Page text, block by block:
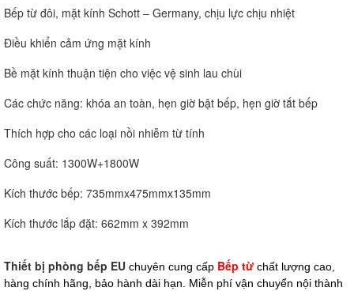
Bếp từ đôi, mặt kính Schott – Germany, chịu lực chịu nhiệt
Điều khiển cảm ứng mặt kính
Bề mặt kính thuận tiện cho việc vệ sinh lau chùi
Các chức năng: khóa an toàn, hẹn giờ bật bếp, hẹn giờ tắt bếp
Thích hợp cho các loại nồi nhiễm từ tính
Công suất: 1300W+1800W
Kích thước bếp: 735mmx475mmx135mm
Kích thước lắp đặt: 662mm x 392mm
Thiết bị phòng bếp EU chuyên cung cấp Bếp từ chất lượng cao,
hàng chính hãng, bảo hành dài hạn. Miễn phí vận chuyển nội thành